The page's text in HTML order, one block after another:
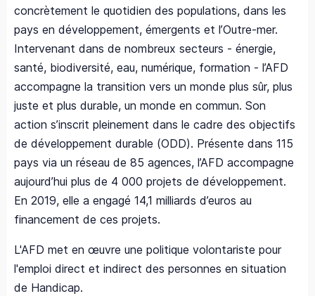
concrètement le quotidien des populations, dans les
pays en développement, émergents et l’Outre-mer.
Intervenant dans de nombreux secteurs - énergie,
santé, biodiversité, eau, numérique, formation - l’AFD
accompagne la transition vers un monde plus sûr, plus
juste et plus durable, un monde en commun. Son
action s’inscrit pleinement dans le cadre des objectifs
de développement durable (ODD). Présente dans 115
pays via un réseau de 85 agences, l’AFD accompagne
aujourd’hui plus de 4 000 projets de développement.
En 2019, elle a engagé 14,1 milliards d’euros au
financement de ces projets.
L'AFD met en œuvre une politique volontariste pour
l'emploi direct et indirect des personnes en situation
de Handicap.